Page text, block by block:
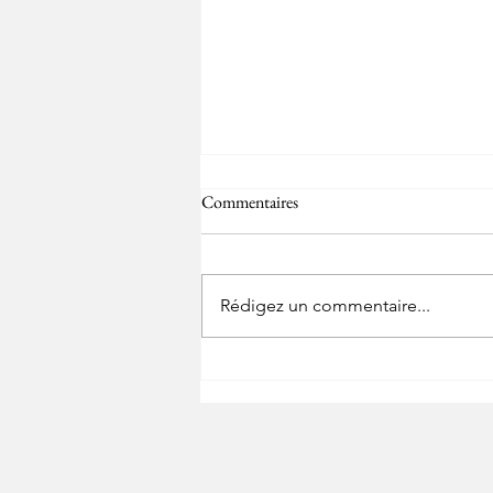
Spécifique Gardiens
Commentaires
Rédigez un commentaire...